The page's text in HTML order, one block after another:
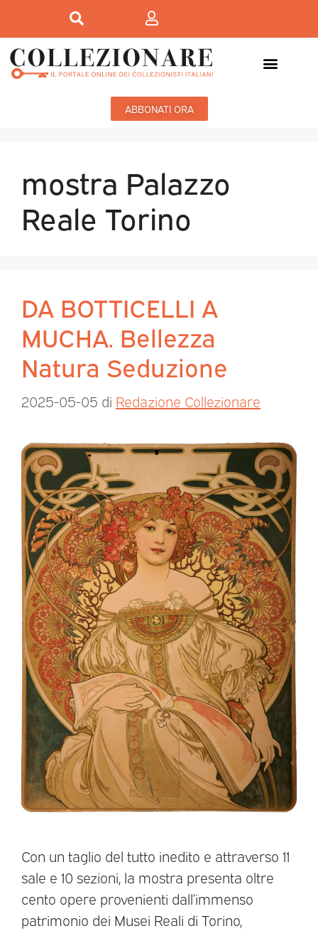
ABBONATI ORA
mostra Palazzo
Reale Torino
DA BOTTICELLI A
MUCHA. Bellezza
Natura Seduzione
2025-05-05 di Redazione Collezionare
Con un taglio del tutto inedito e attraverso 11
sale e 10 sezioni, la mostra presenta oltre
cento opere provenienti dall’immenso
patrimonio dei Musei Reali di Torino,